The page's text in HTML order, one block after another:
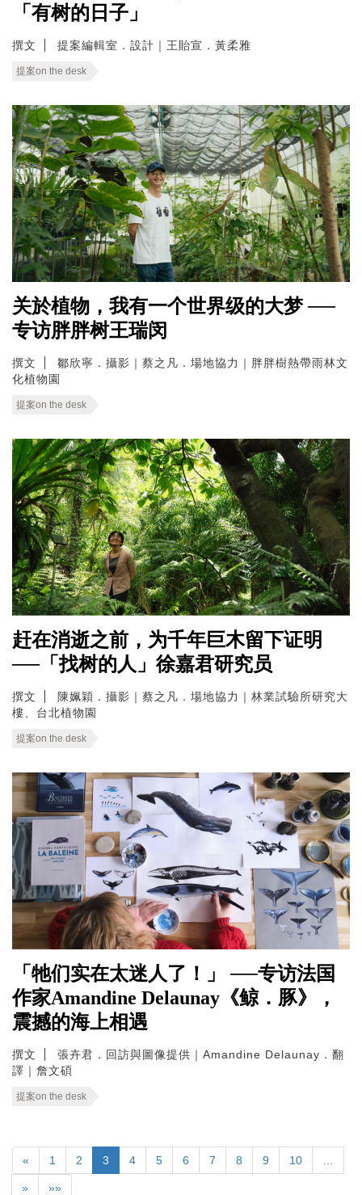
「有树的日子」
撰文 提案編輯室．設計｜王貽宣．黃柔雅
提案on the desk
关於植物，我有一个世界级的大梦 ──
专访胖胖树王瑞闵
撰文
鄒欣寧．攝影｜蔡之凡．場地協力｜胖胖樹熱帶雨林文
化植物園
提案on the desk
赶在消逝之前，为千年巨木留下证明
──「找树的人」徐嘉君研究员
撰文
陳姵穎．攝影｜蔡之凡．場地協力｜林業試驗所研究大
樓、台北植物園
提案on the desk
「牠们实在太迷人了！」 ──专访法国
作家Amandine Delaunay《鲸．豚》，
震撼的海上相遇
撰文
張卉君．回訪與圖像提供｜Amandine Delaunay．翻
譯｜詹文碩
提案on the desk
« 1 2 3 4 5 6 7 8 9 10
» »»